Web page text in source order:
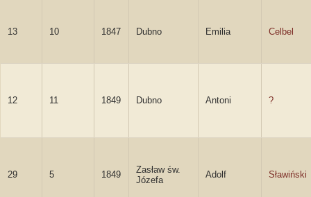
13 10 1847 Dubno Emilia Celbel
12 11 1849 Dubno Antoni ?
29 5 1849
Zasław św.
Józefa
Adolf Sławiński